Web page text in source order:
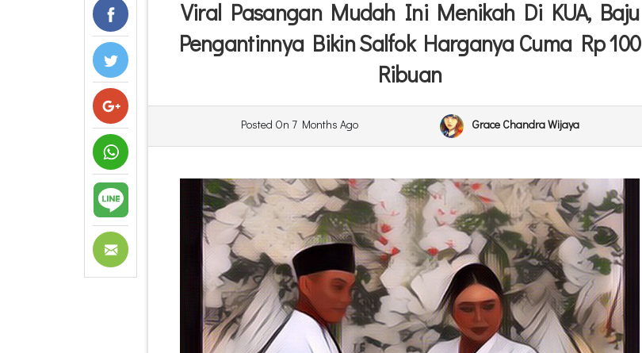
Viral Pasangan Mudah Ini Menikah Di KUA, Baju
Pengantinnya Bikin Salfok Harganya Cuma Rp 100
Ribuan
Posted On 7 Months Ago Grace Chandra Wijaya